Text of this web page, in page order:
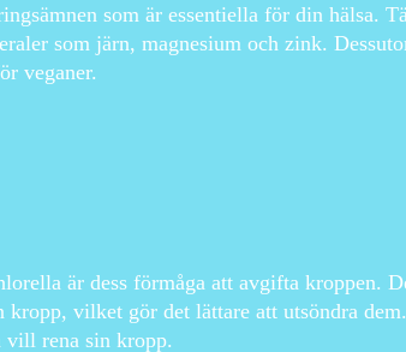
som är essentiella för din hälsa.
som järn, magnesium och zink.
veganer.
är dess förmåga att avgifta kroppen.
vilket gör det lättare att utsöndra
rena sin kropp.